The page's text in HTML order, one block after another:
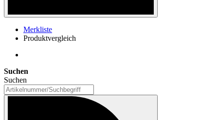
Merkliste
Produktvergleich
Suchen
Suchen